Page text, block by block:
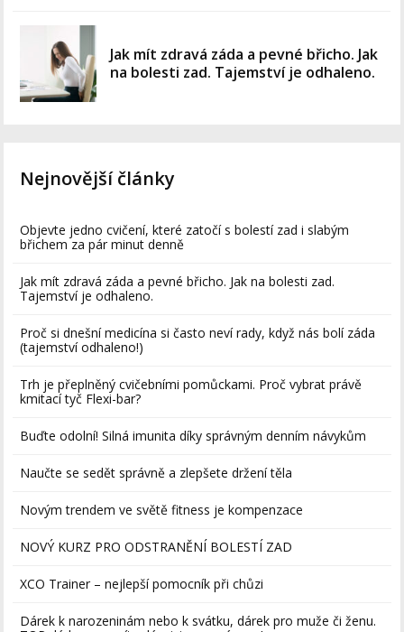
Jak mít zdravá záda a pevné břicho. Jak
na bolesti zad. Tajemství je odhaleno.
Nejnovější články
Objevte jedno cvičení, které zatočí s bolestí zad i slabým
břichem za pár minut denně
Jak mít zdravá záda a pevné břicho. Jak na bolesti zad.
Tajemství je odhaleno.
Proč si dnešní medicína si často neví rady, když nás bolí záda
(tajemství odhaleno!)
Trh je přeplněný cvičebními pomůckami. Proč vybrat právě
kmitací tyč Flexi-bar?
Buďte odolní! Silná imunita díky správným denním návykům
Naučte se sedět správně a zlepšete držení těla
Novým trendem ve světě fitness je kompenzace
NOVÝ KURZ PRO ODSTRANĚNÍ BOLESTÍ ZAD
XCO Trainer – nejlepší pomocník při chůzi
Dárek k narozeninám nebo k svátku, dárek pro muže či ženu.